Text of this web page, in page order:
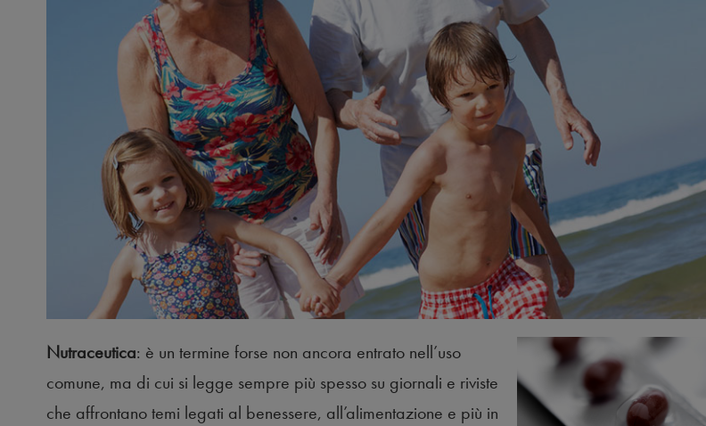
Nutraceutica: è un termine forse non ancora entrato nell’uso
comune, ma di cui si legge sempre più spesso su giornali e riviste
che affrontano temi legati al benessere, all’alimentazione e più in